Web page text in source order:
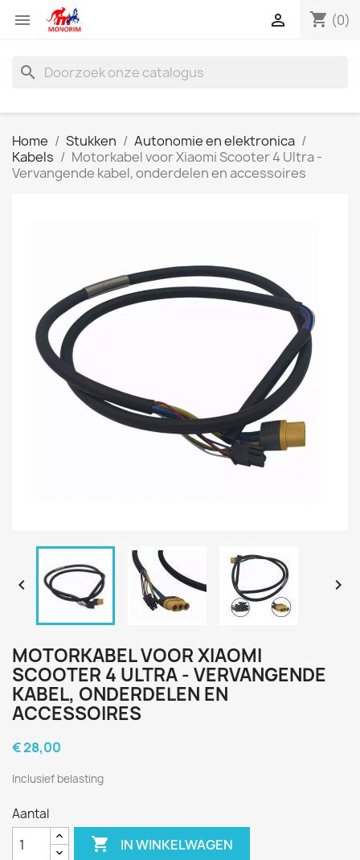
 shopping_cart (0)

search
Home Stukken
Autonomie en elektronica
Kabels
Motorkabel voor Xiaomi Scooter 4 Ultra -
Vervangende kabel, onderdelen en accessoires
 
MOTORKABEL VOOR XIAOMI
SCOOTER 4 ULTRA - VERVANGENDE
KABEL, ONDERDELEN EN
ACCESSOIRES
€ 28,00
Inclusief belasting
Aantal
 IN WINKELWAGEN